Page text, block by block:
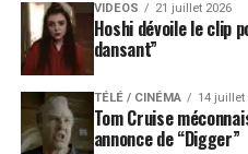
VIDEOS 21 juillet 2026
Hoshi dévoile le clip
dansant”
TÉLÉ / CINÉMA 14 juillet
Tom Cruise
annonce de “Digger”